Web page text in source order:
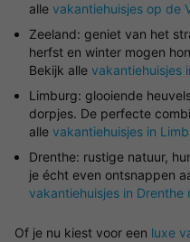
alle vakantiehuisjes op de
Zeeland: geniet van het
herfst en winter mogen
Bekijk alle vakantiehuisjes
Limburg: glooiende
dorpjes. De perfecte
alle vakantiehuisjes in
Drenthe: rustige natuur,
je écht even ontsnappen
vakantiehuisjes in Drenthe
Of je nu kiest voor een luxe